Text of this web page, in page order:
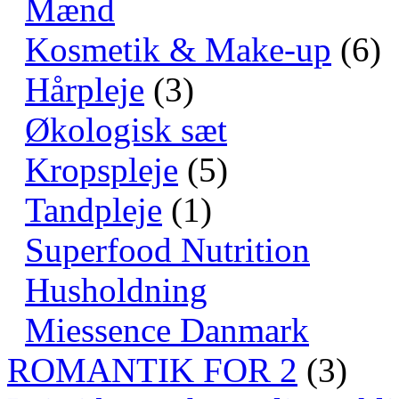
Mænd
Kosmetik & Make-up (6)
Hårpleje (3)
Økologisk sæt
Kropspleje (5)
Tandpleje (1)
Superfood Nutrition
Husholdning
Miessence Danmark
ROMANTIK FOR 2 (3)